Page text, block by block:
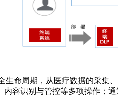
生命周期，从医疗数据的采集
内容识别与管控等多项操作；